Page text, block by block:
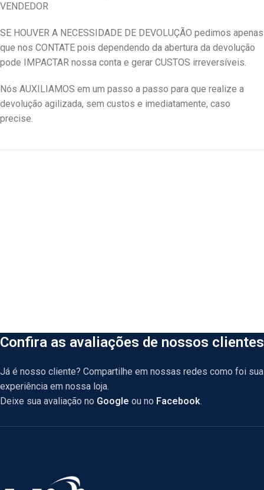
VENDEDOR
SE HOUVER A NECESSIDADE DE DEVOLUÇÃO pedimos apenas
que nos CONTATE pois dependendo da abertura da devolução
pode IMPACTAR nossa conta e gerar CUSTOS irreversíveis.
Nós AUXILIAMOS em um passo a passo para que realize a
devolução agilizada, sem custos e imediatamente, caso
precise.
Confira as avaliações de nossos clientes
Já é nosso cliente? Compartilhe em nossas redes como foi sua
experiência em nossa loja.
Deixe sua avaliação no Google ou no Facebook.